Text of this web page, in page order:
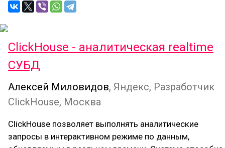
ClickHouse - аналитическая realtime
СУБД
Алексей Миловидов, Яндекс, Разработчик
ClickHouse, Москва
ClickHouse позволяет выполнять аналитические
запросы в интерактивном режиме по данным,